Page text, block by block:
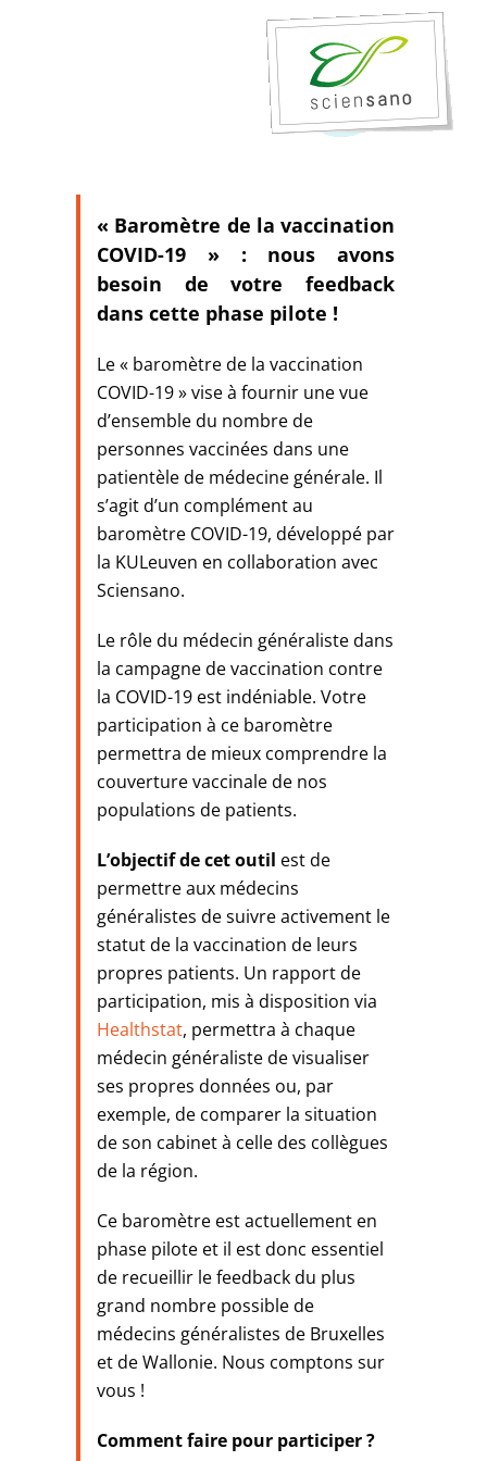
« Baromètre de la vaccination
COVID-19 » : nous avons
besoin de votre feedback
dans cette phase pilote !
Le « baromètre de la vaccination
COVID-19 » vise à fournir une vue
d’ensemble du nombre de
personnes vaccinées dans une
patientèle de médecine générale. Il
s’agit d’un complément au
baromètre COVID-19, développé par
la KULeuven en collaboration avec
Sciensano.
Le rôle du médecin généraliste dans
la campagne de vaccination contre
la COVID-19 est indéniable. Votre
participation à ce baromètre
permettra de mieux comprendre la
couverture vaccinale de nos
populations de patients.
L’objectif de cet outil est de
permettre aux médecins
généralistes de suivre activement le
statut de la vaccination de leurs
propres patients. Un rapport de
participation, mis à disposition via
Healthstat, permettra à chaque
médecin généraliste de visualiser
ses propres données ou, par
exemple, de comparer la situation
de son cabinet à celle des collègues
de la région.
Ce baromètre est actuellement en
phase pilote et il est donc essentiel
de recueillir le feedback du plus
grand nombre possible de
médecins généralistes de Bruxelles
et de Wallonie. Nous comptons sur
vous !
Comment faire pour participer ?